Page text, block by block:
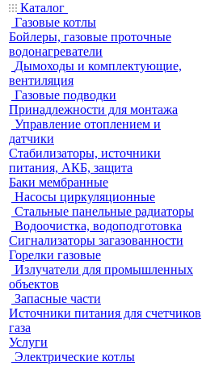
Каталог
Газовые котлы
Бойлеры, газовые проточные
водонагреватели
Дымоходы и комплектующие,
вентиляция
Газовые подводки
Принадлежности для монтажа
Управление отоплением и
датчики
Стабилизаторы, источники
питания, АКБ, защита
Баки мембранные
Насосы циркуляционные
Стальные панельные радиаторы
Водоочистка, водоподготовка
Сигнализаторы загазованности
Горелки газовые
Излучатели для промышленных
объектов
Запасные части
Источники питания для счетчиков
газа
Услуги
Электрические котлы